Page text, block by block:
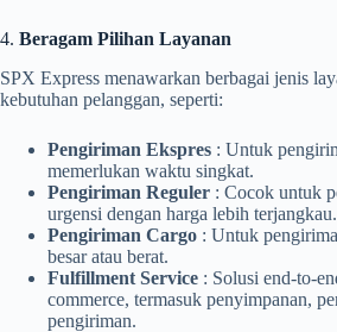
4. Beragam Pilihan Layanan
SPX Express menawarkan berbagai jenis
kebutuhan pelanggan, seperti:
Pengiriman Ekspres : Untuk
memerlukan waktu singkat.
Pengiriman Reguler : Cocok untuk
urgensi dengan harga lebih terjangkau.
Pengiriman Cargo : Untuk
besar atau berat.
Fulfillment Service : Solusi end-to-
commerce, termasuk penyimpanan,
pengiriman.